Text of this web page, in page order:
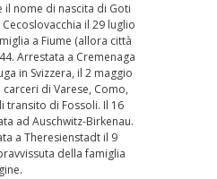
il nome di nascita di Goti
il 29 luglio
a Fiume (allora città
Arrestata a Cremenaga
in Svizzera, il 2 maggio
di Varese, Como,
transito di Fossoli. Il 16
ad Auschwitz-Birkenau.
a Theresienstadt il 9
della famiglia